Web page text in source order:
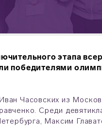
этапа
победителями
Часовских из
Среди
Максим